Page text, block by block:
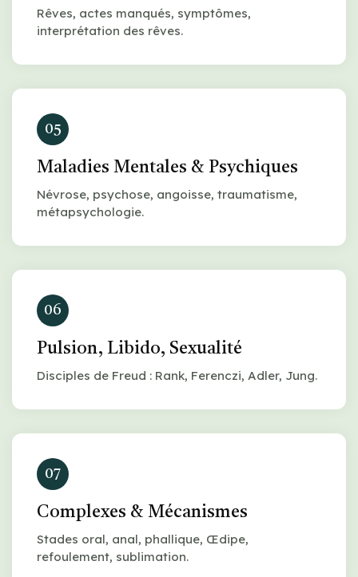
Rêves, actes manqués, symptômes,
interprétation des rêves.
05
Maladies Mentales & Psychiques
Névrose, psychose, angoisse, traumatisme,
métapsychologie.
06
Pulsion, Libido, Sexualité
Disciples de Freud : Rank, Ferenczi, Adler, Jung.
07
Complexes & Mécanismes
Stades oral, anal, phallique, Œdipe,
refoulement, sublimation.